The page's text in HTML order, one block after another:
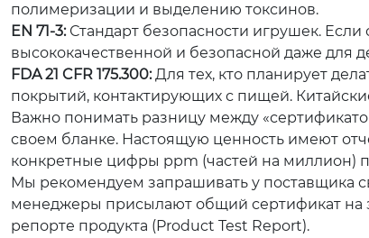
полимеризации и выделению токсинов.
EN 71-3:Стандарт безопасности игрушек. Если
высококачественной и безопасной даже для
FDA 21 CFR 175.300:Для тех, кто планирует
покрытий, контактирующих с пищей.
Важно понимать разницу между
своем бланке. Настоящую ценность имеют
конкретные цифры ppm (частей на миллион)
Мы рекомендуем запрашивать у поставщика
менеджеры присылают общий сертификат на
репорте продукта (Product Test Report).